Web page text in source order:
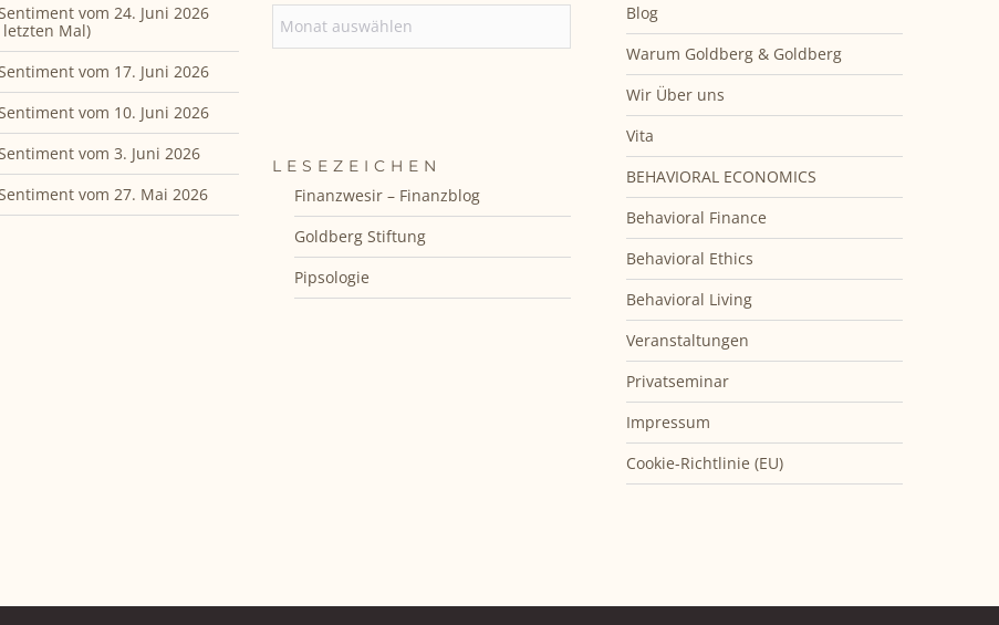
vom 24. Juni 2026
letzten Mal)
vom 17. Juni 2026
vom 10. Juni 2026
vom 3. Juni 2026
vom 27. Mai 2026
LESEZEICHEN
Finanzwesir – Finanzblog
Goldberg Stiftung
Pipsologie
Blog
Warum Goldberg & Goldberg
Wir Über uns
Vita
BEHAVIORAL ECONOMICS
Behavioral Finance
Behavioral Ethics
Behavioral Living
Veranstaltungen
Privatseminar
Impressum
Cookie-Richtlinie (EU)